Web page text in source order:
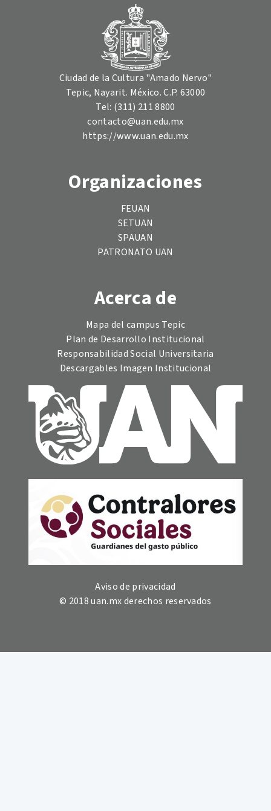
Ciudad de la Cultura "Amado Nervo"
Tepic, Nayarit. México. C.P. 63000
Tel: (311) 211 8800
contacto@uan.edu.mx
https://www.uan.edu.mx
Organizaciones
FEUAN
SETUAN
SPAUAN
PATRONATO UAN
Acerca de
Mapa del campus Tepic
Plan de Desarrollo Institucional
Responsabilidad Social Universitaria
Descargables Imagen Institucional
Aviso de privacidad
© 2018 uan.mx derechos reservados